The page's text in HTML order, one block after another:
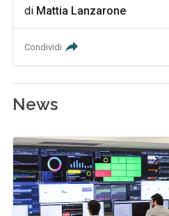
di Mattia Lanzarone
Condividi
News